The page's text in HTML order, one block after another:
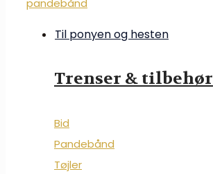
Til ponyen og hesten
Trenser & tilbehør
Bid
Pandebånd
Tøjler